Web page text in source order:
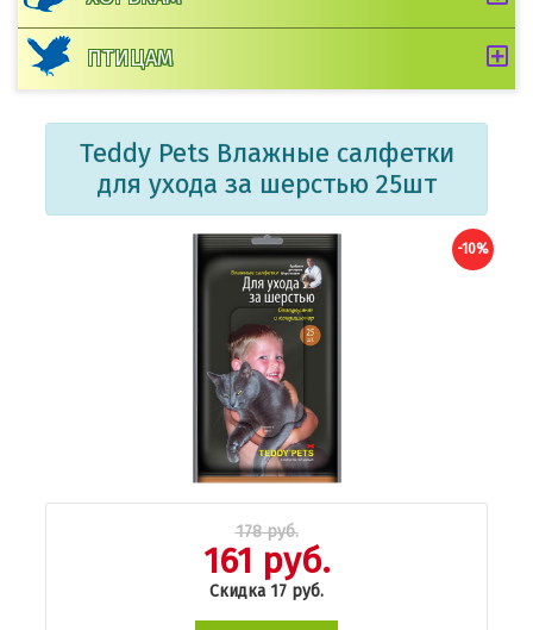
ПТИЦАМ
Teddy Pets Влажные салфетки
для ухода за шерстью 25шт
-10%
178 руб.
161 руб.
Скидка 17 руб.